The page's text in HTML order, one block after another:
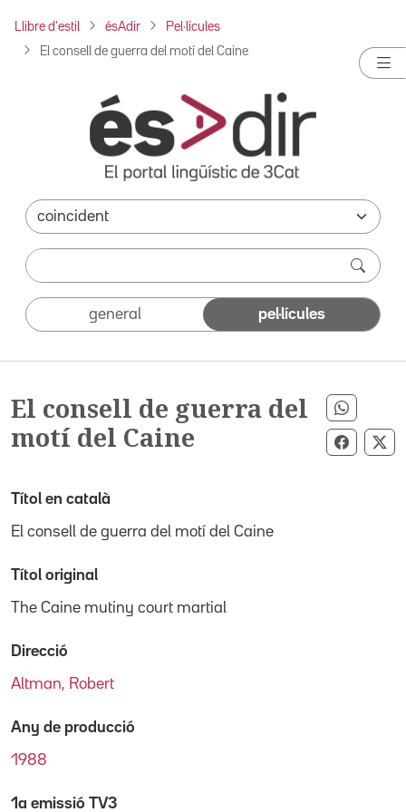
Llibre d'estil ésAdir Pel·lícules
El consell de guerra del motí del Caine
general pel·lícules
El consell de guerra del
motí del Caine
Títol en català
El consell de guerra del motí del Caine
Títol original
The Caine mutiny court martial
Direcció
Altman, Robert
Any de producció
1988
1a emissió TV3